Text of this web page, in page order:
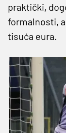
praktički,
formalnosti,
tisuća eura.